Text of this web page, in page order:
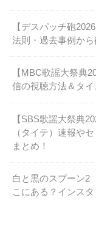
【デスパッチ砲
法則・過去事例から
【MBC歌謡大祭典
信の視聴方法＆タ
【SBS歌謡大祭典
（タイテ）速報や
まとめ！
白と黒のスプーン2
こにある？インス